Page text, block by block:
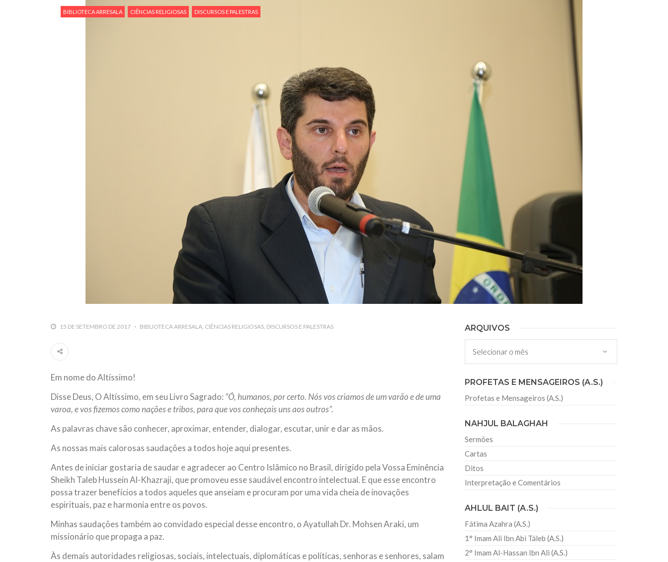
Por: Ahmad Dallal Tradução: Ahmad Ismail Ainda aturdido pelas imagens de
morte e destruição que abalaram Nova York em 11 de setembro, o mundo parece
relembramos o martírio do quarto Imam dos muçulmanos, o Imam Ali Ibn Al-
Hussein Ibn Ali Ibn Abi Táleb (A.S.), conhecido por “Zein Al-Ábidin” (Formosura
Centro Islâmico no Brasil recebe o ex-ministro das
Relações Exteriores da República Islâmica do Irã
Na noite da quinta-feira, 03 de Abril, o Centro Islâmico no Brasil recebeu em sua
sede, em São Paulo, o ex-ministro das Relações Exteriores da República Islâmica
do Irã, Sr. Kamal Kharrazi, que encontra-se visitando
BIBLIOTECA ARRESALA CIÊNCIAS RELIGIOSAS DISCURSOS E PALESTRAS
15 DE SETEMBRO DE 2017 BIBLIOTECA ARRESALA CIÊNCIAS RELIGIOSAS DISCURSOS E PALESTRAS
Em nome do Altíssimo!
Disse Deus, O Altíssimo, em seu Livro Sagrado: “Ó, humanos, por certo. Nós vos criamos de um varão e de uma
varoa, e vos fizemos como nações e tribos, para que vos conheçais uns aos outros”.
As palavras chave são conhecer, aproximar, entender, dialogar, escutar, unir e dar as mãos.
As nossas mais calorosas saudações a todos hoje aqui presentes.
Antes de iniciar gostaria de saudar e agradecer ao Centro Islâmico no Brasil, dirigido pela Vossa Eminência
Sheikh Taleb Hussein Al-Khazraji, que promoveu esse saudável encontro intelectual. E que esse encontro
possa trazer benefícios a todos aqueles que anseiam e procuram por uma vida cheia de inovações
espirituais, paz e harmonia entre os povos.
Minhas saudações também ao convidado especial desse encontro, o Ayatullah Dr. Mohsen Araki, um
missionário que propaga a paz.
Às demais autoridades religiosas, sociais, intelectuais, diplomáticas e políticas, senhoras e senhores, salam
ARQUIVOS
Arquivos
PROFETAS E MENSAGEIROS (A.S.)
Profetas e Mensageiros (A.S.)
NAHJUL BALAGHAH
Sermões
Cartas
Ditos
Interpretação e Comentários
AHLUL BAIT (A.S.)
Fátima Azahra (A.S.)
1° Imam Ali Ibn Abi Táleb (A.S.)
2° Imam Al-Hassan Ibn Ali (A.S.)